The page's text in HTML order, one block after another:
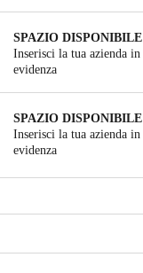
SPAZIO DISPONIBILE
Inserisci la tua azienda in
evidenza
SPAZIO DISPONIBILE
Inserisci la tua azienda in
evidenza